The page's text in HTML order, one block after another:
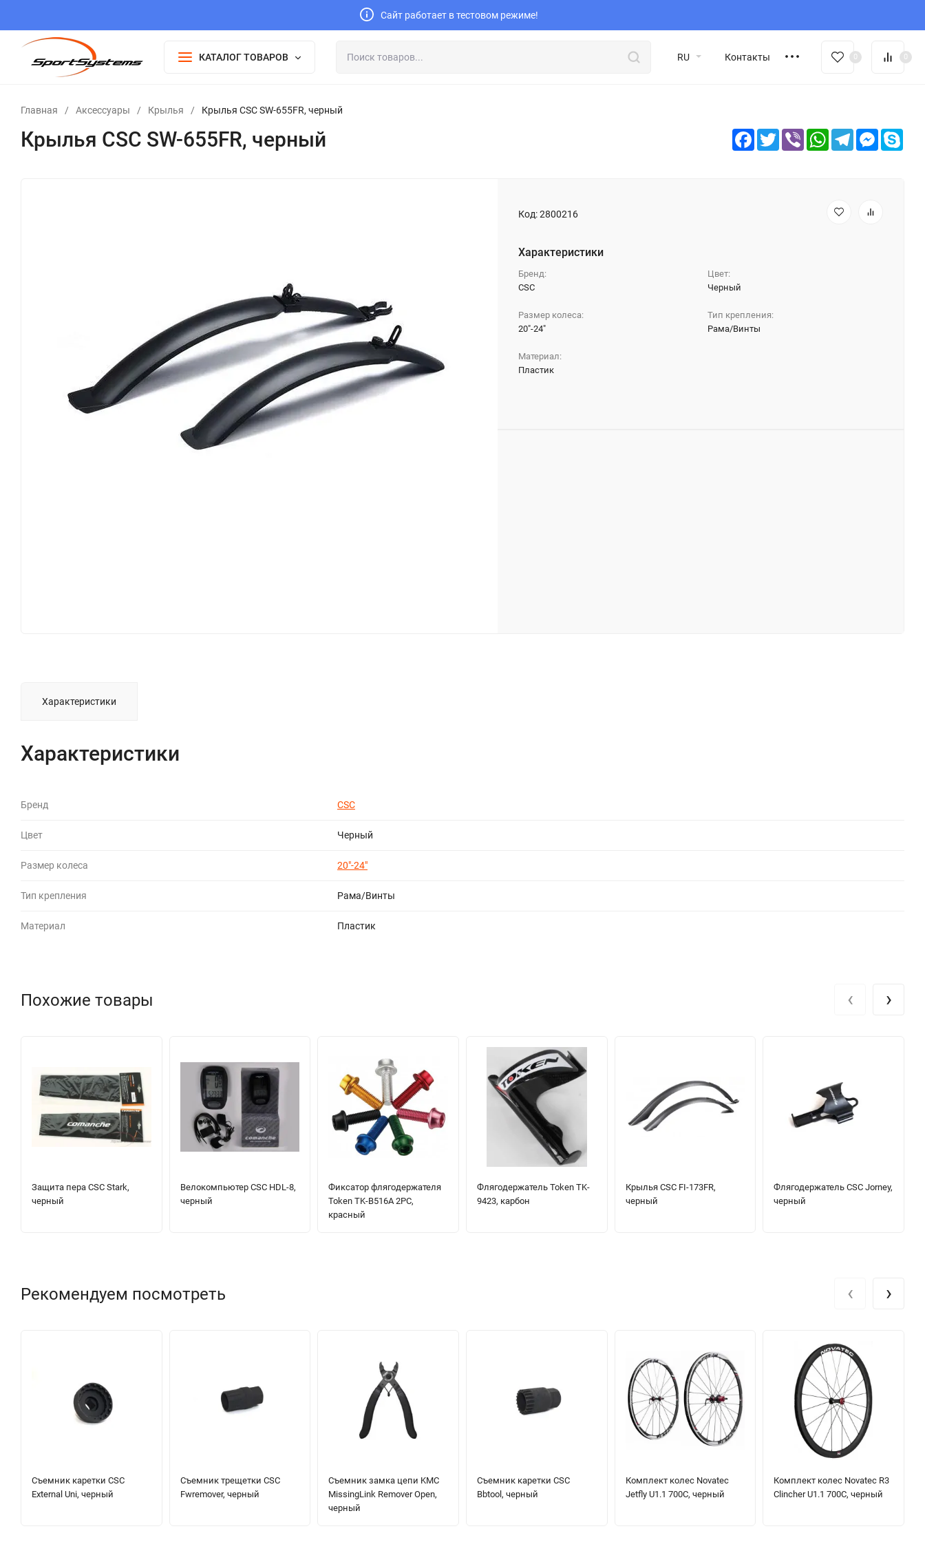
Сайт работает в тестовом режиме!
КАТАЛОГ ТОВАРОВ RU Контакты 0 0
Главная / Аксессуары / Крылья / Крылья CSC SW-655FR, черный
Крылья CSC SW-655FR, черный Facebook
TwitterViber WhatsAppTelegram
Код:2800216
Характеристики
Бренд:
CSC
Цвет:
Черный
Размер колеса:
20"-24"
Тип крепления:
Рама/Винты
Материал:
Пластик
Характеристики
Характеристики
Бренд CSC
Цвет Черный
Размер колеса 20"-24"
Тип крепления Рама/Винты
Материал Пластик
Похожие товары
Защита пера CSC Stark,
черный
Велокомпьютер CSC HDL-8,
черный
Фиксатор флягодержателя
Token TK-B516A 2PC,
красный
Флягодержатель Token TK-
9423, карбон
Крылья CSC FI-173FR,
черный
Флягодержатель CSC Jorney,
черный
‹ ›
Рекомендуем посмотреть
Съемник каретки CSC
External Uni, черный
Съемник трещетки CSC
Fwremover, черный
Съемник замка цепи KMC
MissingLink Remover Open,
черный
Съемник каретки CSC
Bbtool, черный
Комплект колес Novatec
Jetfly U1.1 700C, черный
Комплект колес Novatec R3
Clincher U1.1 700C, черный
‹ ›